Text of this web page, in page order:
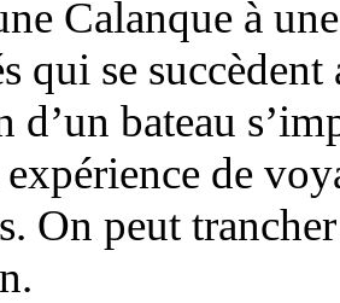
Calanque à
qui se
d’un bateau
de
On peut